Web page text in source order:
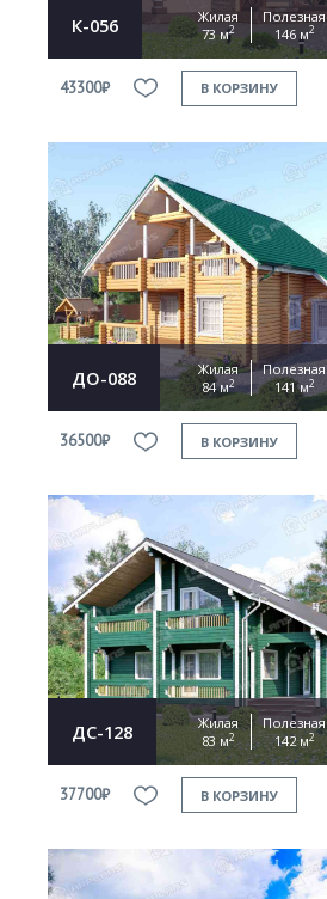
К-056
Жилая
73 м2
Полезная
146 м2
43300₽ В КОРЗИНУ
ДО-088
Жилая
84 м2
Полезная
141 м2
36500₽ В КОРЗИНУ
ДС-128
Жилая
83 м2
Полезная
142 м2
37700₽ В КОРЗИНУ